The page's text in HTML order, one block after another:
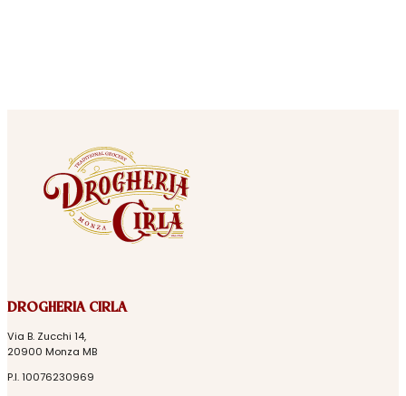
DROGHERIA CIRLA
Via B. Zucchi 14,
20900 Monza MB
P.I. 10076230969